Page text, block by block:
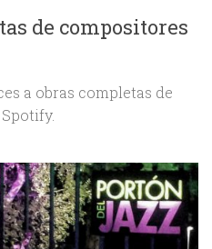
de compositores
a obras completas de